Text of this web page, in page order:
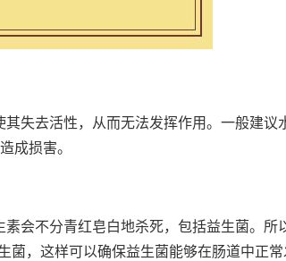
失去活性，从而无法发挥作用。一般建议
成损害。
会不分青红皂白地杀死，包括益生菌。所
菌，这样可以确保益生菌能够在肠道中正常